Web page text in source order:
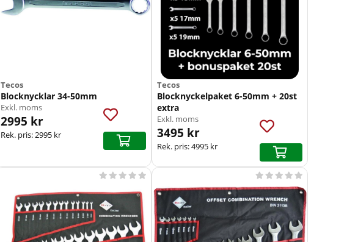
Tecos
Blocknycklar 34-50mm
Exkl. moms
2995 kr
Rek. pris:2995 kr
Tecos
Blocknyckelpaket 6-50mm + 20st
extra
Exkl. moms
3495 kr
Rek. pris:4995 kr
         